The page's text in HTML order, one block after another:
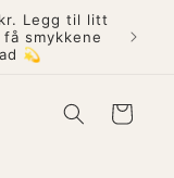
Legg til litt
smykkene
💫
Handlekurv